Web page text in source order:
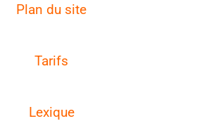
Plan du site
Tarifs
Lexique